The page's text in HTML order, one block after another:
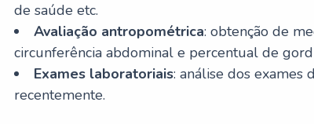
de saúde etc.
Avaliação antropométrica: obtenção de
circunferência abdominal e percentual de
Exames laboratoriais: análise dos exames
recentemente.